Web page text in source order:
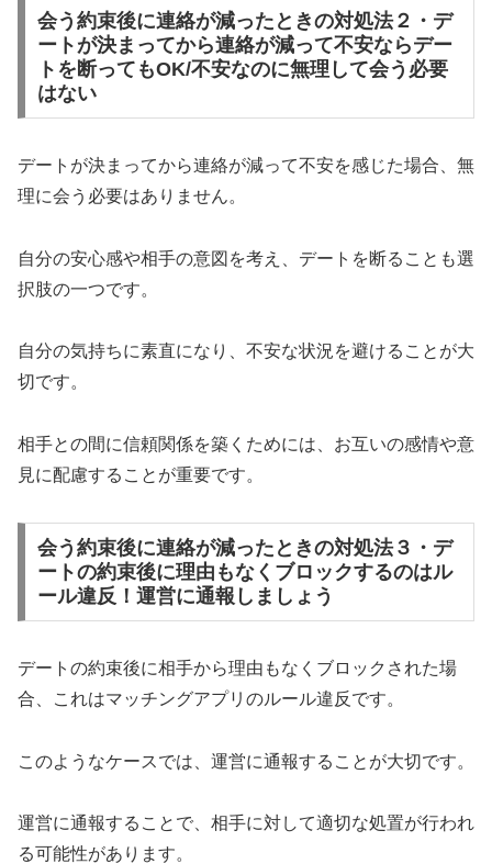
会う約束後に連絡が減ったときの対処法２・デ
ートが決まってから連絡が減って不安ならデー
トを断ってもOK/不安なのに無理して会う必要
はない
デートが決まってから連絡が減って不安を感じた場合、無
理に会う必要はありません。
自分の安心感や相手の意図を考え、デートを断ることも選
択肢の一つです。
自分の気持ちに素直になり、不安な状況を避けることが大
切です。
相手との間に信頼関係を築くためには、お互いの感情や意
見に配慮することが重要です。
会う約束後に連絡が減ったときの対処法３・デ
ートの約束後に理由もなくブロックするのはル
ール違反！運営に通報しましょう
デートの約束後に相手から理由もなくブロックされた場
合、これはマッチングアプリのルール違反です。
このようなケースでは、運営に通報することが大切です。
運営に通報することで、相手に対して適切な処置が行われ
る可能性があります。